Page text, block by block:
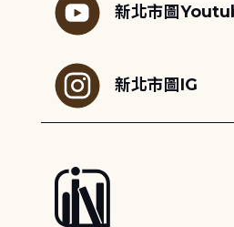
新北市圖
新北市圖IG